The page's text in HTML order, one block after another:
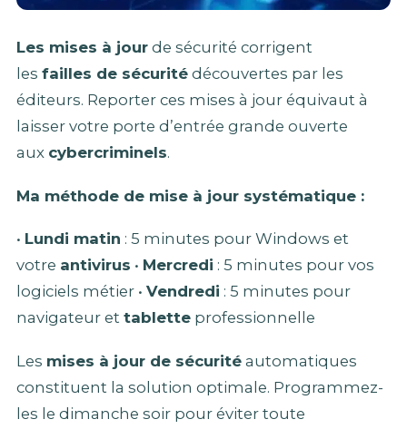
Les mises à jour de sécurité corrigent
les failles de sécurité découvertes par les
éditeurs. Reporter ces mises à jour équivaut à
laisser votre porte d’entrée grande ouverte
aux cybercriminels.
Ma méthode de mise à jour systématique :
• Lundi matin : 5 minutes pour Windows et
votre antivirus • Mercredi : 5 minutes pour vos
logiciels métier • Vendredi : 5 minutes pour
navigateur et tablette professionnelle
Les mises à jour de sécurité automatiques
constituent la solution optimale. Programmez-
les le dimanche soir pour éviter toute